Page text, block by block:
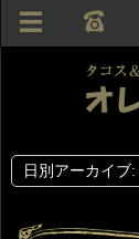
日別アーカイブ: